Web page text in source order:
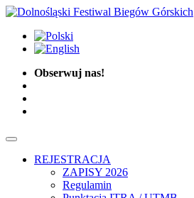
Obserwuj nas!
REJESTRACJA
ZAPISY 2026
Regulamin